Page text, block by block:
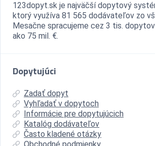
123dopyt.sk je najväčší dopytový
ktorý využíva 81 565 dodávateľov zo
Mesačne spracujeme cez 3 tis.
ako 75 mil. €.
Dopytujúci
Zadať dopyt
Vyhľadať v dopytoch
Informácie pre dopytujúcich
Katalóg dodávateľov
Často kladené otázky